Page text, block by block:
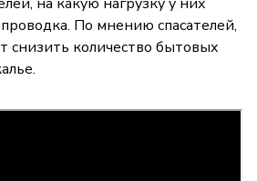
По мнению спасателей,
снизить количество бытовых